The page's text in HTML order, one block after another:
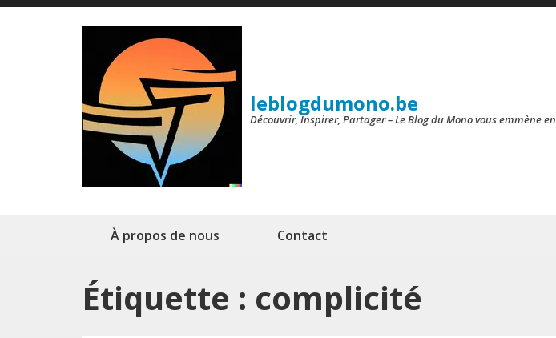
Aller
leblogdumono.be
Découvrir, Inspirer, Partager – Le Blog du Mono vous emmène
À propos de nous Contact
Étiquette : complicité